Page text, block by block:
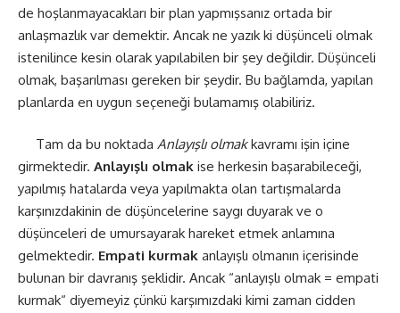
de hoşlanmayacakları bir plan yapmışsanız ortada bir
anlaşmazlık var demektir. Ancak ne yazık ki düşünceli olmak
istenilince kesin olarak yapılabilen bir şey değildir. Düşünceli
olmak, başarılması gereken bir şeydir. Bu bağlamda, yapılan
planlarda en uygun seçeneği bulamamış olabiliriz.
Tam da bu noktada Anlayışlı olmak kavramı işin içine
girmektedir. Anlayışlı olmak ise herkesin başarabileceği,
yapılmış hatalarda veya yapılmakta olan tartışmalarda
karşınızdakinin de düşüncelerine saygı duyarak ve o
düşünceleri de umursayarak hareket etmek anlamına
gelmektedir. Empati kurmak anlayışlı olmanın içerisinde
bulunan bir davranış şeklidir. Ancak “anlayışlı olmak = empati
kurmak“ diyemeyiz çünkü karşımızdaki kimi zaman cidden